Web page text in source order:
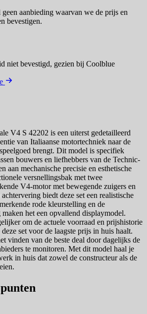
aanbieding waarvan we de prijs en
bevestigen.
niet bevestigd, gezien bij Coolblue
V4 S 42202 is een uiterst gedetailleerd
van Italiaanse motortechniek naar de
brengt. Dit model is specifiek
bouwers en liefhebbers van de Technic-
aan mechanische precisie en esthetische
versnellingsbak met twee
V4-motor met bewegende zuigers en
biedt deze set een realistische
rode kleurstelling en de
het een opvallend displaymodel.
om de actuele voorraad en prijshistorie
set voor de laagste prijs in huis haalt.
vinden van de beste deal door dagelijks de
te monitoren. Met dit model haal je
in huis dat zowel de constructeur als de